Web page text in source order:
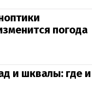
погода
и шквалы: где и